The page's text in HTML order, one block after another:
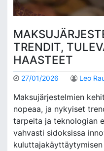
TRENDIT,
HAASTEET
27/01/2026 Leo
Maksujärjestelmien
nopeaa, ja nykyiset
tarpeita ja teknologian
vahvasti sidoksissa